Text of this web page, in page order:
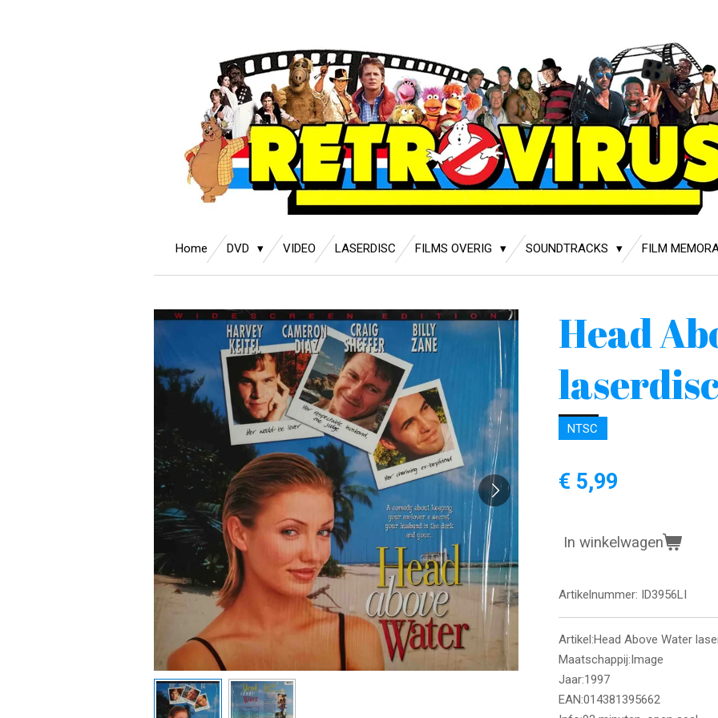
Home DVD VIDEO LASERDISC FILMS OVERIG SOUNDTRACKS FILM
Head
laserdisc
NTSC
€ 5,99
In winkelwagen
Artikelnummer: ID3956LI
Artikel:Head Above Water
Maatschappij:Image
Jaar:1997
EAN:014381395662